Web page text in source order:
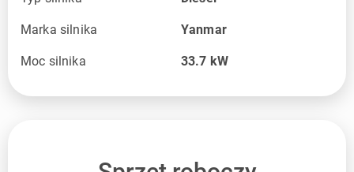
Marka silnika Yanmar
Moc silnika 33.7 kW